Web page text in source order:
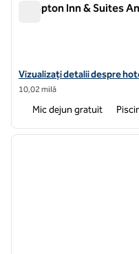
Hampton Inn & Suites
Vizualizați detaliile hotelului
Vizualizați detalii despre
10,02 milă
Mic dejun gratuit
1 din 12